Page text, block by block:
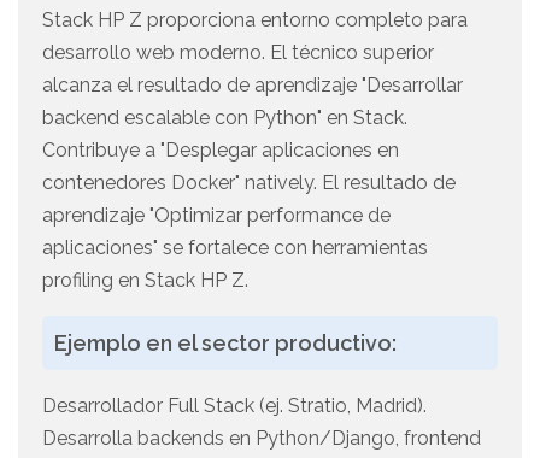
Stack HP Z proporciona entorno completo para
desarrollo web moderno. El técnico superior
alcanza el resultado de aprendizaje "Desarrollar
backend escalable con Python" en Stack.
Contribuye a "Desplegar aplicaciones en
contenedores Docker" natively. El resultado de
aprendizaje "Optimizar performance de
aplicaciones" se fortalece con herramientas
profiling en Stack HP Z.
Ejemplo en el sector productivo:
Desarrollador Full Stack (ej. Stratio, Madrid).
Desarrolla backends en Python/Django, frontend